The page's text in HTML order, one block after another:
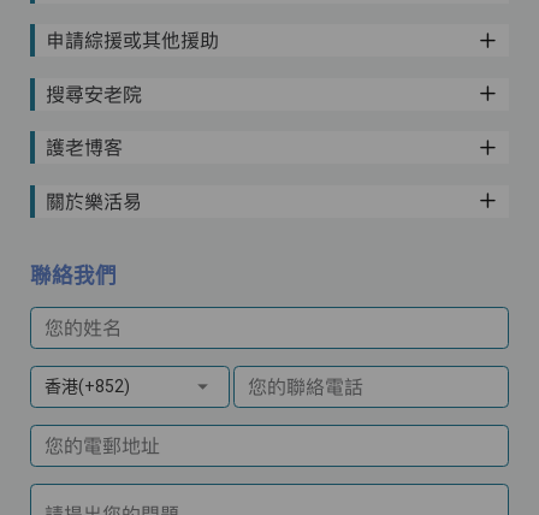
申請綜援或其他援助
搜尋安老院
護老博客
關於樂活易
聯絡我們
您的姓名
香港(+852) 您的聯絡電話
您的電郵地址